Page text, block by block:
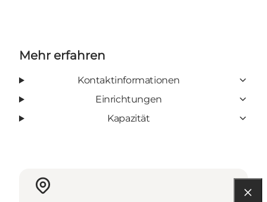
Mehr erfahren
Kontaktinformationen
Einrichtungen
Kapazität